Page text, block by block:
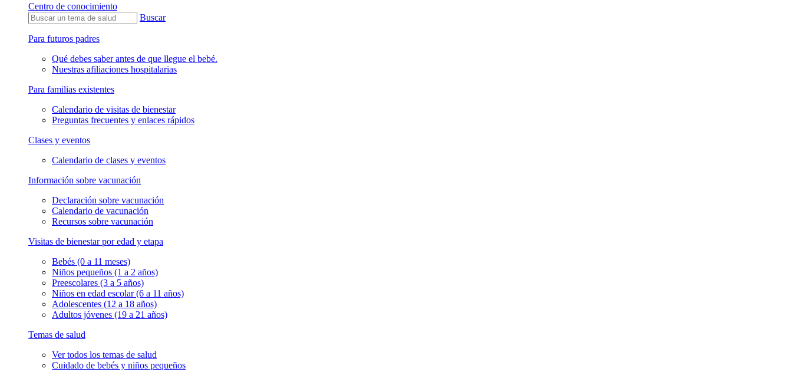
Centro de conocimiento
Buscar
Para futuros padres
Qué debes saber antes de que llegue el bebé.
Nuestras afiliaciones hospitalarias
Para familias existentes
Calendario de visitas de bienestar
Preguntas frecuentes y enlaces rápidos
Clases y eventos
Calendario de clases y eventos
Información sobre vacunación
Declaración sobre vacunación
Calendario de vacunación
Recursos sobre vacunación
Visitas de bienestar por edad y etapa
Bebés (0 a 11 meses)
Niños pequeños (1 a 2 años)
Preescolares (3 a 5 años)
Niños en edad escolar (6 a 11 años)
Adolescentes (12 a 18 años)
Adultos jóvenes (19 a 21 años)
Temas de salud
Ver todos los temas de salud
Cuidado de bebés y niños pequeños